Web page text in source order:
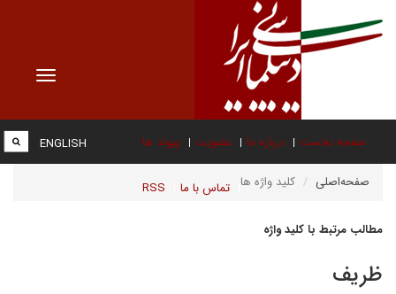
Toggle
صفحه نخست درباره ما عضویت پیوند ها
تماس با ما RSS
ENGLISH
صفحه‌اصلی کلید واژه ها
مطالب مرتبط با کلید واژه
ظريف